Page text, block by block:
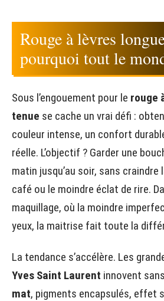
Rouge à lèvres
pourquoi tout le
Sous l’engouement pour le rouge
tenue se cache un vrai défi :
couleur intense, un confort
réelle. L’objectif ? Garder une
matin jusqu’au soir, sans craindre
café ou le moindre éclat de rire.
maquillage, où la moindre
yeux, la maitrise fait toute la
La tendance s’accélère. Les
Yves Saint Laurent innovent
mat, pigments encapsulés, effet